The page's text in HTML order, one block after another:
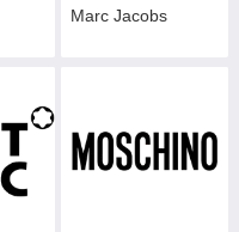
Marc Jacobs